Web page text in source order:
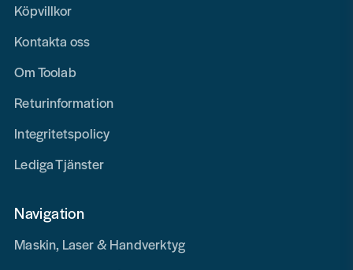
Köpvillkor
Kontakta oss
Om Toolab
Returinformation
Integritetspolicy
Lediga Tjänster
Navigation
Maskin, Laser & Handverktyg